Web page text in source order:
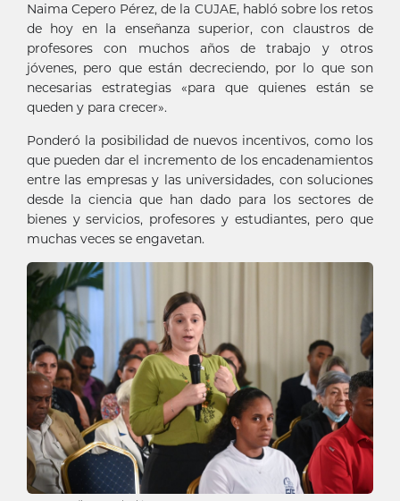
Naima Cepero Pérez, de la CUJAE, habló sobre los retos
de hoy en la enseñanza superior, con claustros de
profesores con muchos años de trabajo y otros
jóvenes, pero que están decreciendo, por lo que son
necesarias estrategias «para que quienes están se
queden y para crecer».
Ponderó la posibilidad de nuevos incentivos, como los
que pueden dar el incremento de los encadenamientos
entre las empresas y las universidades, con soluciones
desde la ciencia que han dado para los sectores de
bienes y servicios, profesores y estudiantes, pero que
muchas veces se engavetan.